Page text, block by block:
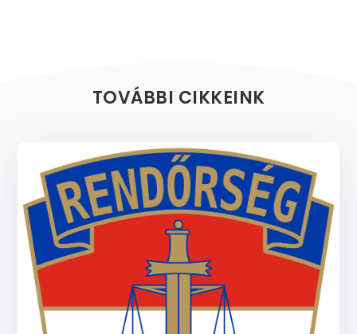
TOVÁBBI CIKKEINK